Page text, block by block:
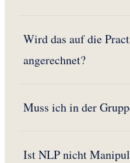
Wird das auf die
angerechnet?
Muss ich in der
Ist NLP nicht